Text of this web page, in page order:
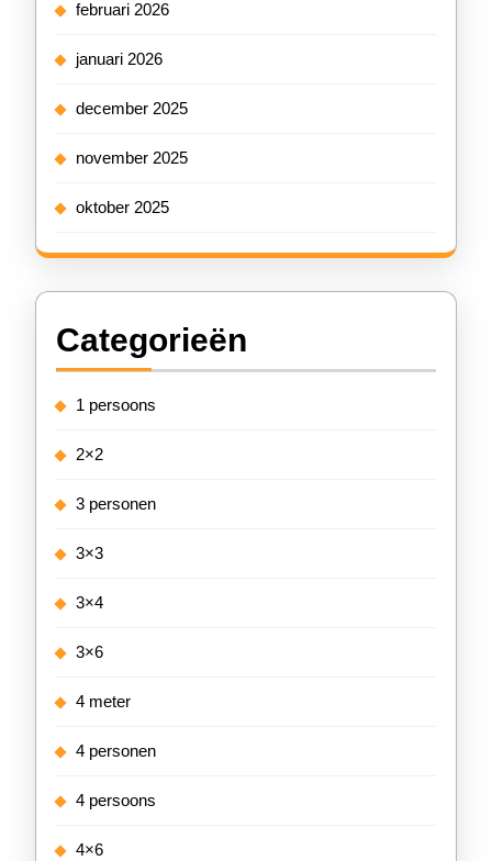
februari 2026
januari 2026
december 2025
november 2025
oktober 2025
Categorieën
1 persoons
2×2
3 personen
3×3
3×4
3×6
4 meter
4 personen
4 persoons
4×6